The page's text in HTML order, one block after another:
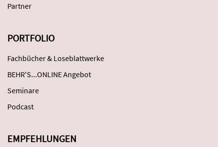
Partner
PORTFOLIO
Fachbücher & Loseblattwerke
BEHR'S...ONLINE Angebot
Seminare
Podcast
EMPFEHLUNGEN